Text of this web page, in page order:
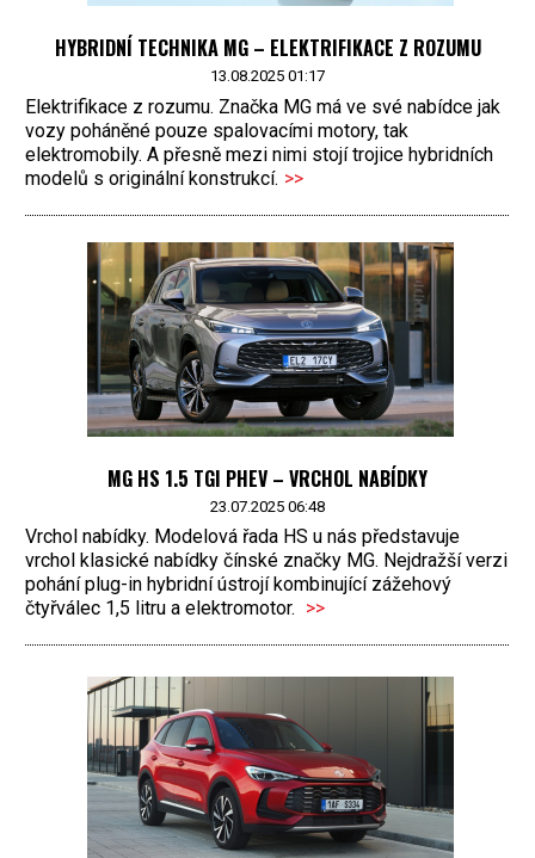
HYBRIDNÍ TECHNIKA MG – ELEKTRIFIKACE Z ROZUMU
13.08.2025 01:17
Elektrifikace z rozumu. Značka MG má ve své nabídce jak
vozy poháněné pouze spalovacími motory, tak
elektromobily. A přesně mezi nimi stojí trojice hybridních
modelů s originální konstrukcí. >>
MG HS 1.5 TGI PHEV – VRCHOL NABÍDKY
23.07.2025 06:48
Vrchol nabídky. Modelová řada HS u nás představuje
vrchol klasické nabídky čínské značky MG. Nejdražší verzi
pohání plug-in hybridní ústrojí kombinující zážehový
čtyřválec 1,5 litru a elektromotor. >>